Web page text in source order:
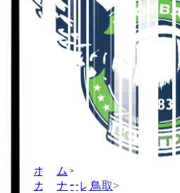
ホーム >
ガイナーレ鳥取>